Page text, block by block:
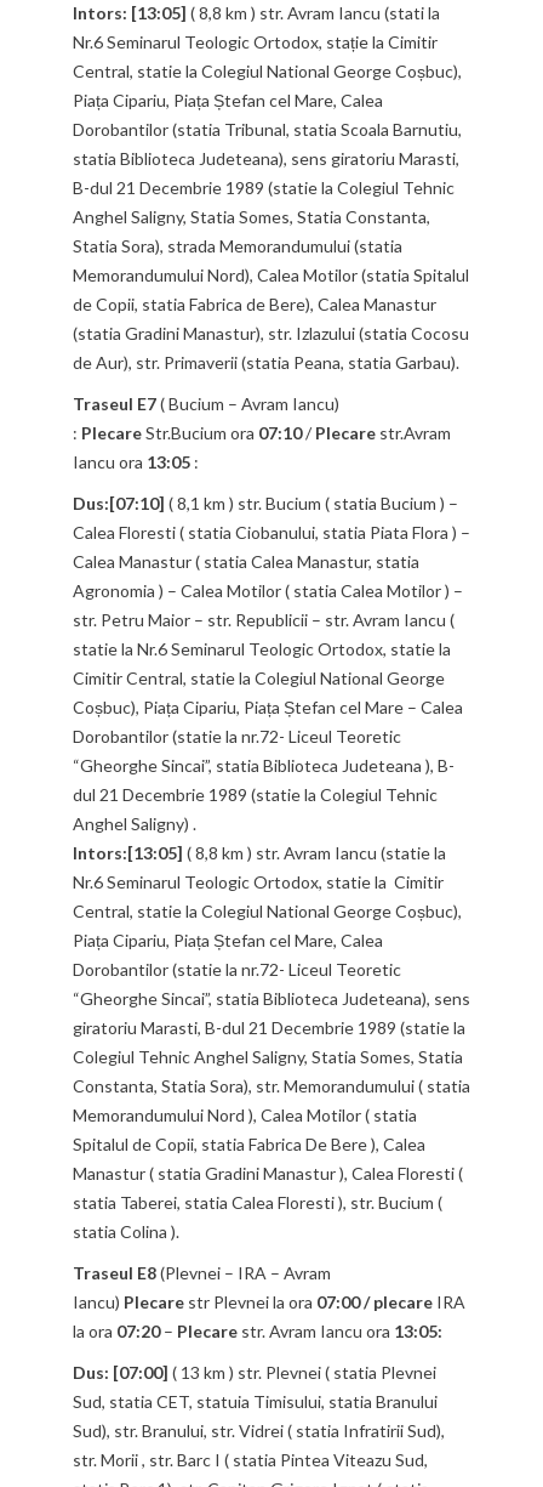
Intors: [13:05] ( 8,8 km ) str. Avram Iancu (stati la
Nr.6 Seminarul Teologic Ortodox, stație la Cimitir
Central, statie la Colegiul National George Coșbuc),
Piața Cipariu, Piața Ștefan cel Mare, Calea
Dorobantilor (statia Tribunal, statia Scoala Barnutiu,
statia Biblioteca Judeteana), sens giratoriu Marasti,
B-dul 21 Decembrie 1989 (statie la Colegiul Tehnic
Anghel Saligny, Statia Somes, Statia Constanta,
Statia Sora), strada Memorandumului (statia
Memorandumului Nord), Calea Motilor (statia Spitalul
de Copii, statia Fabrica de Bere), Calea Manastur
(statia Gradini Manastur), str. Izlazului (statia Cocosu
de Aur), str. Primaverii (statia Peana, statia Garbau).
Traseul E7( Bucium – Avram Iancu)
: PlecareStr.Bucium ora 07:10/ Plecarestr.Avram
Iancu ora 13:05:
Dus:[07:10] ( 8,1 km ) str. Bucium ( statia Bucium ) –
Calea Floresti ( statia Ciobanului, statia Piata Flora ) –
Calea Manastur ( statia Calea Manastur, statia
Agronomia ) – Calea Motilor ( statia Calea Motilor ) –
str. Petru Maior – str. Republicii – str. Avram Iancu (
statie la Nr.6 Seminarul Teologic Ortodox, statie la
Cimitir Central, statie la Colegiul National George
Coșbuc), Piața Cipariu, Piața Ștefan cel Mare – Calea
Dorobantilor (statie la nr.72- Liceul Teoretic
“Gheorghe Sincai”, statia Biblioteca Judeteana ), B-
dul 21 Decembrie 1989 (statie la Colegiul Tehnic
Anghel Saligny) .
Intors:[13:05] ( 8,8 km ) str. Avram Iancu (statie la
Nr.6 Seminarul Teologic Ortodox, statie la Cimitir
Central, statie la Colegiul National George Coșbuc),
Piața Cipariu, Piața Ștefan cel Mare, Calea
Dorobantilor (statie la nr.72- Liceul Teoretic
“Gheorghe Sincai”, statia Biblioteca Judeteana), sens
giratoriu Marasti, B-dul 21 Decembrie 1989 (statie la
Colegiul Tehnic Anghel Saligny, Statia Somes, Statia
Constanta, Statia Sora), str. Memorandumului ( statia
Memorandumului Nord ), Calea Motilor ( statia
Spitalul de Copii, statia Fabrica De Bere ), Calea
Manastur ( statia Gradini Manastur ), Calea Floresti (
statia Taberei, statia Calea Floresti ), str. Bucium (
statia Colina ).
Traseul E8(Plevnei – IRA – Avram
Iancu) Plecarestr Plevnei la ora 07:00 / plecareIRA
la ora 07:20– Plecarestr. Avram Iancu ora 13:05:
Dus: [07:00] ( 13 km ) str. Plevnei ( statia Plevnei
Sud, statia CET, statuia Timisului, statia Branului
Sud), str. Branului, str. Vidrei ( statia Infratirii Sud),
str. Morii , str. Barc I ( statia Pintea Viteazu Sud,